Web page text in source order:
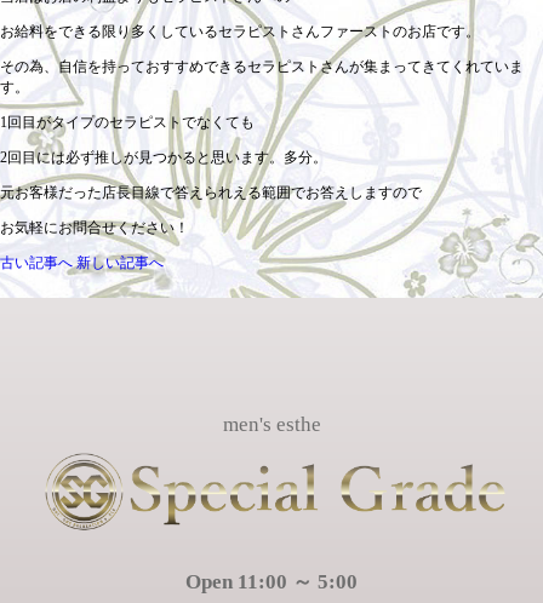
お給料をできる限り多くしているセラピストさんファーストのお店です。
その為、自信を持っておすすめできるセラピストさんが集まってきてくれていま
す。
1回目がタイプのセラピストでなくても
2回目には必ず推しが見つかると思います。多分。
元お客様だった店長目線で答えられえる範囲でお答えしますので
お気軽にお問合せください！
古い記事へ 新しい記事へ
men's esthe
Open 11:00 ～ 5:00